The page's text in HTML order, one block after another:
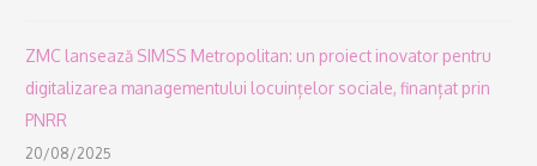
ZMC lansează SIMSS Metropolitan: un proiect inovator pentru
digitalizarea managementului locuințelor sociale, finanțat prin
PNRR
20/08/2025